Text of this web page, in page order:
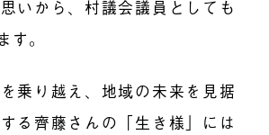
いから、村議会議員としても
す。
乗り越え、地域の未来を見据
る齊藤さんの「生き様」には